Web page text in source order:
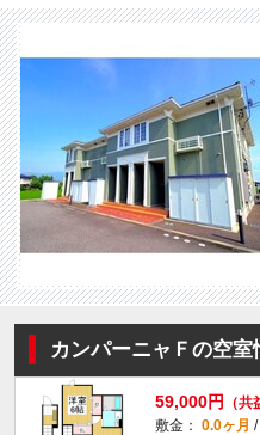
カンパーニャＦの空室
59,000円
（
敷金： 0.0ヶ月 /